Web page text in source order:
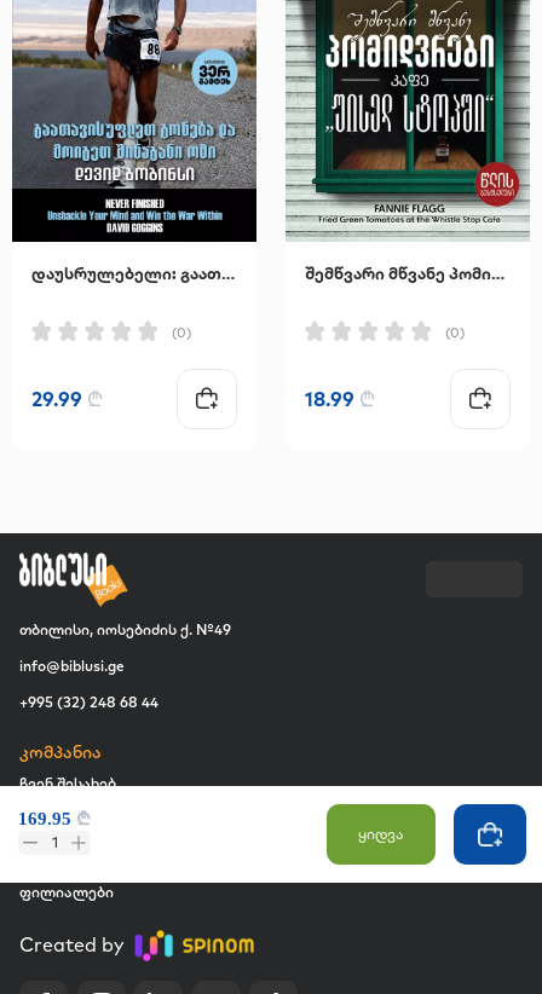
169.95 ₾
1 ყიდვა
დაუსრულებელი: გაათავისუფლეთ გონება და მოიგეთ შინაგანი ომი
(0)
29.99 ₾
შემწვარი მწვანე პომიდვრები კაფე "უისელ სტოპში"
(0)
18.99 ₾
თბილისი, იოსებიძის ქ. №49
info@biblusi.ge
+995 (32) 248 68 44
კომპანია
ჩვენ შესახებ
ვაკანსია
კომერციული შესყიდვები
ფილიალები
Created by